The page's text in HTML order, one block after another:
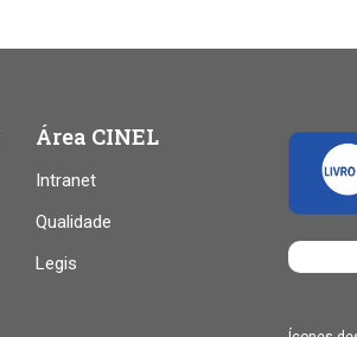
Área CINEL
Intranet
Qualidade
Legis